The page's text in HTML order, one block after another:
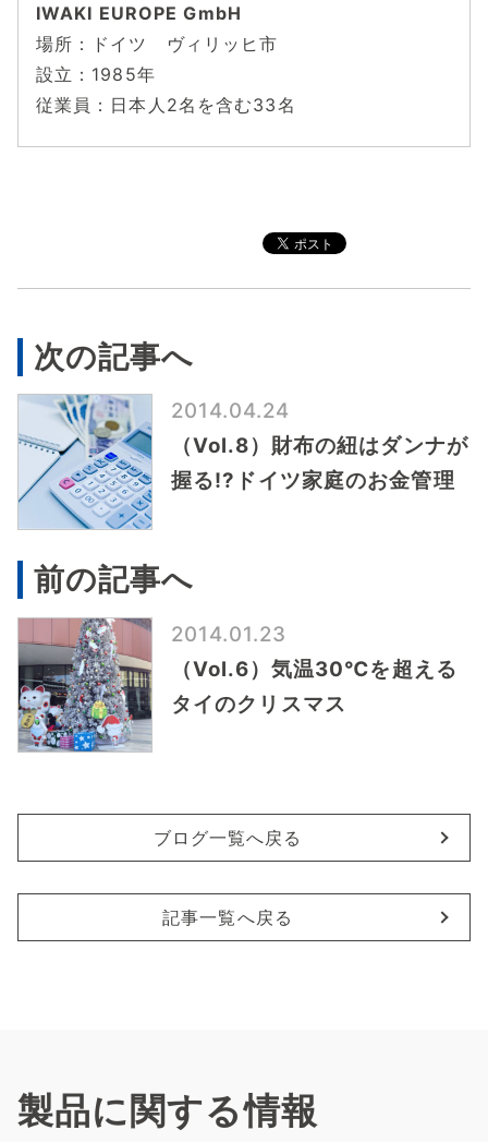
IWAKI EUROPE GmbH
場所：ドイツ ヴィリッヒ市
設立：1985年
従業員：日本人2名を含む33名
次の記事へ
2014.04.24
（Vol.8）財布の紐はダンナが
握る!?ドイツ家庭のお金管理
前の記事へ
2014.01.23
（Vol.6）気温30℃を超える
タイのクリスマス
ブログ一覧へ戻る
記事一覧へ戻る
製品に関する情報